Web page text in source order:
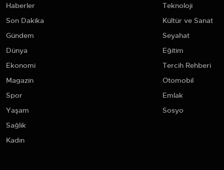
Haberler
Son Dakika
Gündem
Dünya
Ekonomi
Magazin
Spor
Yaşam
Sağlık
Kadın
Teknoloji
Kültür ve Sanat
Seyahat
Eğitim
Tercih Rehberi
Otomobil
Emlak
Sosyo